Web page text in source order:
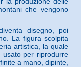
che vengono
disegno, poi
La figura scolpita
artistica, la quale
usato per riprodurre
a mano, dipinte,